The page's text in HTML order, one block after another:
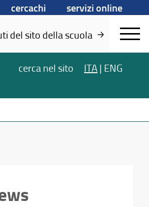
cercachi
servizi online
del sito della scuola
cerca nel sito ITA | ENG